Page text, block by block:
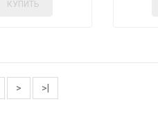
КУПИТЬ
> >|